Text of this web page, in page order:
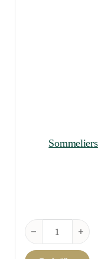
Sommeliers Black